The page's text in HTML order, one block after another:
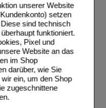
unserer Website
setzen
sind technisch
funktioniert.
Pixel und
Website an das
im Shop
darüber, wie Sie
ein, um den Shop
zugeschnittene